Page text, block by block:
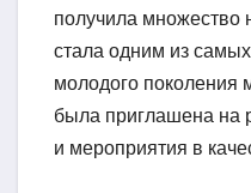
получила множество
стала одним из
молодого поколения
была приглашена на
и мероприятия в